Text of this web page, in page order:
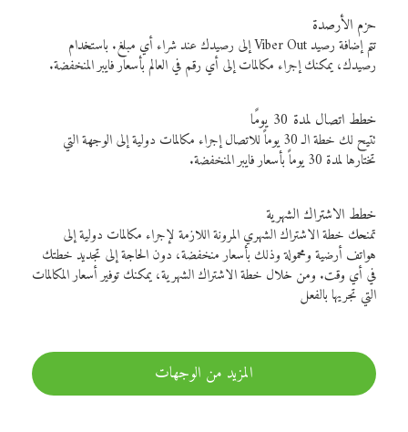
حزم الأرصدة
تتم إضافة رصيد Viber Out إلى رصيدك عند شراء أي مبلغ. باستخدام
رصيدك، يمكنك إجراء مكالمات إلى أي رقم في العالم بأسعار فايبر المنخفضة.
خطط اتصال لمدة 30 يومًا
تتيح لك خطة الـ 30 يوماً للاتصال إجراء مكالمات دولية إلى الوجهة التي
تختارها لمدة 30 يوماً بأسعار فايبر المنخفضة.
خطط الاشتراك الشهرية
تمنحك خطة الاشتراك الشهري المرونة اللازمة لإجراء مكالمات دولية إلى
هواتف أرضية ومحمولة وذلك بأسعار منخفضة، دون الحاجة إلى تجديد خطتك
في أي وقت. ومن خلال خطة الاشتراك الشهرية، يمكنك توفير أسعار المكالمات
التي تجريها بالفعل
المزيد من الوجهات